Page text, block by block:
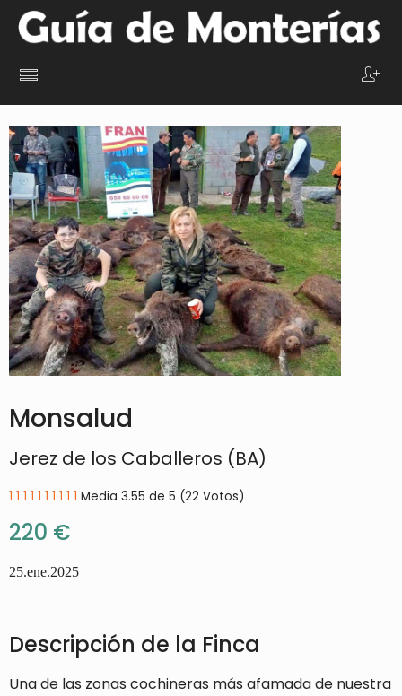
Monsalud
Jerez de los Caballeros (BA)
1 1 1 1 1 1 1 1 1 1 Media 3.55 de 5 (22 Votos)
220 €
25.ene.2025
Descripción de la Finca
Una de las zonas cochineras más afamada de nuestra